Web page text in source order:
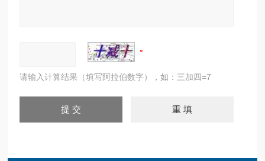
请输入计算结果（填写阿拉伯数字），如：三加四=7